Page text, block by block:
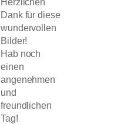
Dank für diese
wundervollen
Bilder!
Hab noch
einen
angenehmen
und
freundlichen
Tag!